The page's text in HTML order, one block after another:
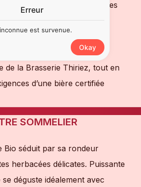
:
Charcuteries, viandes
affinés, plats épicés
toute la finesse de la levure
de la Brasserie Thiriez, tout en
d’une bière certifiée
SOMMELIER
Bio séduit par sa rondeur
herbacées délicates. Puissante
déguste idéalement avec
Erreur
est survenue.
Okay